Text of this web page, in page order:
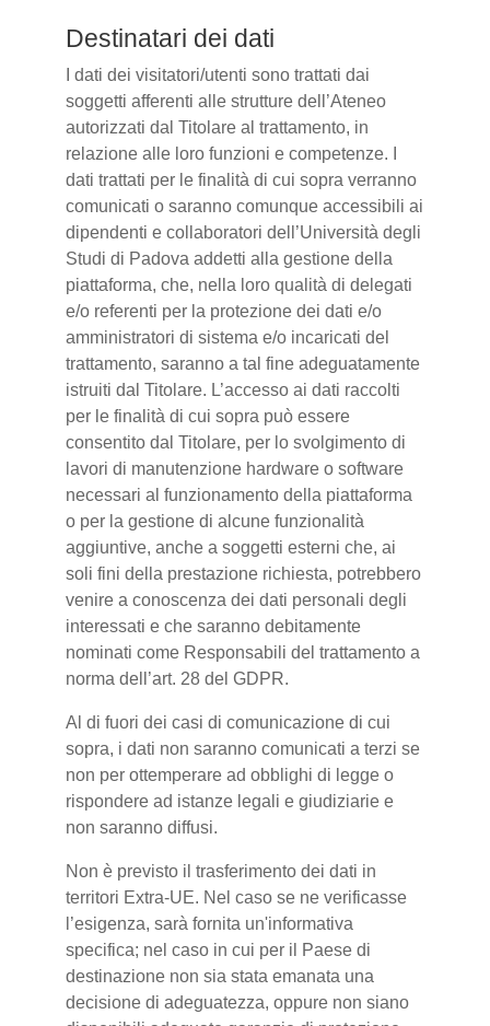
Destinatari dei dati
I dati dei visitatori/utenti sono trattati dai
soggetti afferenti alle strutture dell’Ateneo
autorizzati dal Titolare al trattamento, in
relazione alle loro funzioni e competenze. I
dati trattati per le finalità di cui sopra verranno
comunicati o saranno comunque accessibili ai
dipendenti e collaboratori dell’Università degli
Studi di Padova addetti alla gestione della
piattaforma, che, nella loro qualità di delegati
e/o referenti per la protezione dei dati e/o
amministratori di sistema e/o incaricati del
trattamento, saranno a tal fine adeguatamente
istruiti dal Titolare. L’accesso ai dati raccolti
per le finalità di cui sopra può essere
consentito dal Titolare, per lo svolgimento di
lavori di manutenzione hardware o software
necessari al funzionamento della piattaforma
o per la gestione di alcune funzionalità
aggiuntive, anche a soggetti esterni che, ai
soli fini della prestazione richiesta, potrebbero
venire a conoscenza dei dati personali degli
interessati e che saranno debitamente
nominati come Responsabili del trattamento a
norma dell’art. 28 del GDPR.
Al di fuori dei casi di comunicazione di cui
sopra, i dati non saranno comunicati a terzi se
non per ottemperare ad obblighi di legge o
rispondere ad istanze legali e giudiziarie e
non saranno diffusi.
Non è previsto il trasferimento dei dati in
territori Extra-UE. Nel caso se ne verificasse
l’esigenza, sarà fornita un'informativa
specifica; nel caso in cui per il Paese di
destinazione non sia stata emanata una
decisione di adeguatezza, oppure non siano